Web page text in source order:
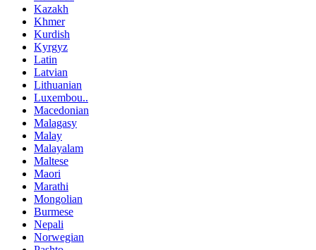
Kazakh
Khmer
Kurdish
Kyrgyz
Latin
Latvian
Lithuanian
Luxembou..
Macedonian
Malagasy
Malay
Malayalam
Maltese
Maori
Marathi
Mongolian
Burmese
Nepali
Norwegian